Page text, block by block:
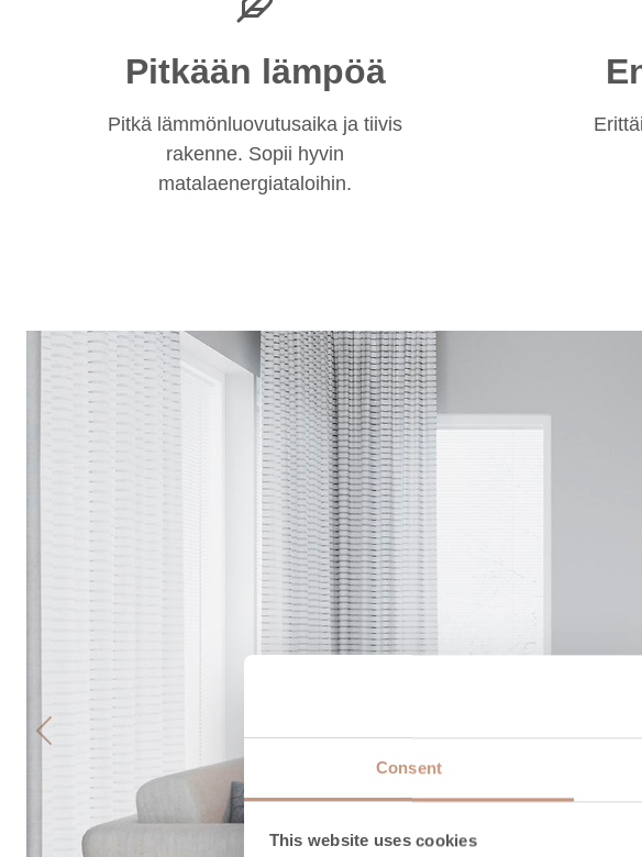
Consent
This website uses cookies
Pitkään lämpöä
Pitkä lämmönluovutusaika ja tiivis
rakenne. Sopii hyvin
matalaenergiataloihin.
Previous